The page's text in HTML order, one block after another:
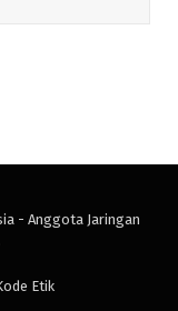
- Anggota Jaringan
Etik